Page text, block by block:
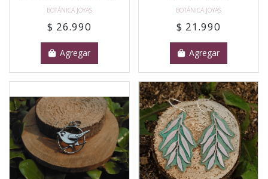
BOTÁNICA JOYAS
$ 26.990
Agregar
BOTÁNICA JOYAS
$ 21.990
Agregar